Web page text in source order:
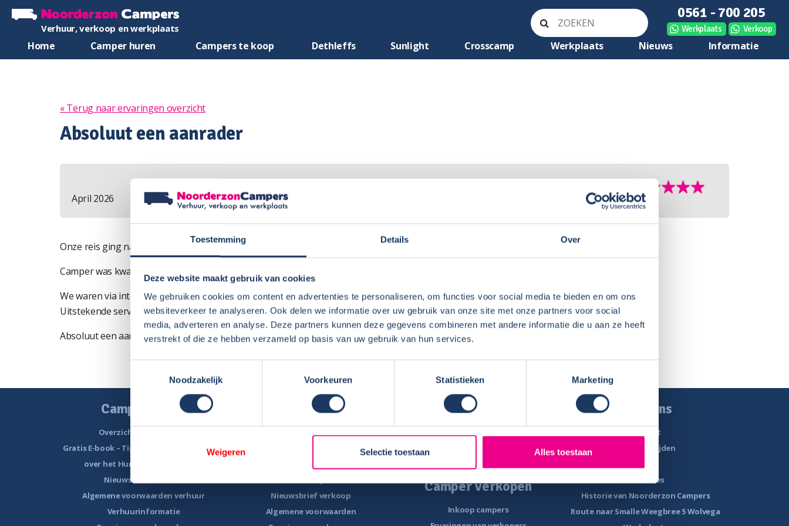
Toestemming Details Over
Deze website maakt gebruik van cookies
We gebruiken cookies om content en advertenties te personaliseren, om functies voor social media te bieden en om ons
websiteverkeer te analyseren. Ook delen we informatie over uw gebruik van onze site met onze partners voor social
media, adverteren en analyse. Deze partners kunnen deze gegevens combineren met andere informatie die u aan ze heeft
verstrekt of die ze hebben verzameld op basis van uw gebruik van hun services.
Noodzakelijk
Voorkeuren Statistieken Marketing
Weigeren Selectie toestaan Alles toestaan
Verhuur, verkoop en werkplaats
0561 - 700 205
Werkplaats Verkoop
Home Camper huren Campers te koop Dethleffs Sunlight Crosscamp Werkplaats Nieuws Informatie
« Terug naar ervaringen overzicht
Absoluut een aanrader
April 2026
Onze reis ging naar de 24 uur van Le Mans.
Camper was kwalitatief uitstekend, betrouwbaar en schoon en comfortabel.
We waren via internet bij Noorderzon terecht gekomen.
Uitstekende service met hele snelle reacties op vragen. Meedenkend.
Absoluut een aanrader.
Camper huren
Overzicht huurcampers
Gratis E-book – Tig Vragen en Antwoorden
over het Huren van een Camper
Nieuwsbrief verhuur
Algemene voorwaarden verhuur
Verhuurinformatie
Camper te koop
Gratis E-book – Tips camper kopen
Nieuwsbrief verkoop
Algemene voorwaarden
Camper verhuren
Ervaringen van verhuurders
Camper verkopen
Inkoop campers
Over ons
Contact
Openingstijden
Nieuws
Vacatures
Historie van Noorderzon Campers
Route naar Smalle Weegbree 5 Wolvega